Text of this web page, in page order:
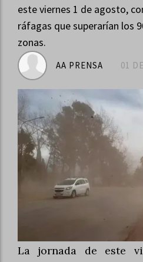
este viernes 1 de agosto,
ráfagas que superarían los
zonas.
01
AA PRENSA
La jornada de este